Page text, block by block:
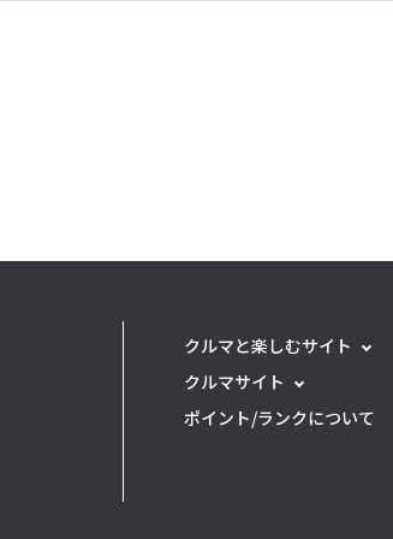
クルマと楽しむサイト
クルマサイト
ポイント/ランクについて